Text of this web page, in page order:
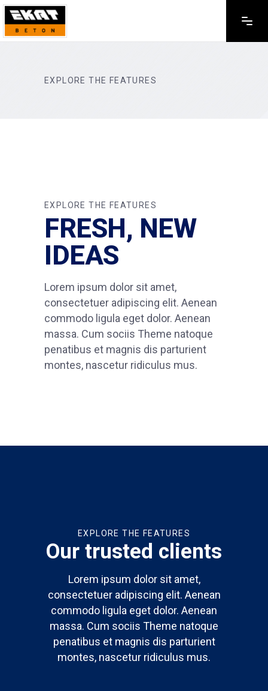
EXPLORE THE FEATURES
EXPLORE THE FEATURES
FRESH, NEW
IDEAS
Lorem ipsum dolor sit amet,
consectetuer adipiscing elit. Aenean
commodo ligula eget dolor. Aenean
massa. Cum sociis Theme natoque
penatibus et magnis dis parturient
montes, nascetur ridiculus mus.
EXPLORE THE FEATURES
Our trusted clients
Lorem ipsum dolor sit amet,
consectetuer adipiscing elit. Aenean
commodo ligula eget dolor. Aenean
massa. Cum sociis Theme natoque
penatibus et magnis dis parturient
montes, nascetur ridiculus mus.